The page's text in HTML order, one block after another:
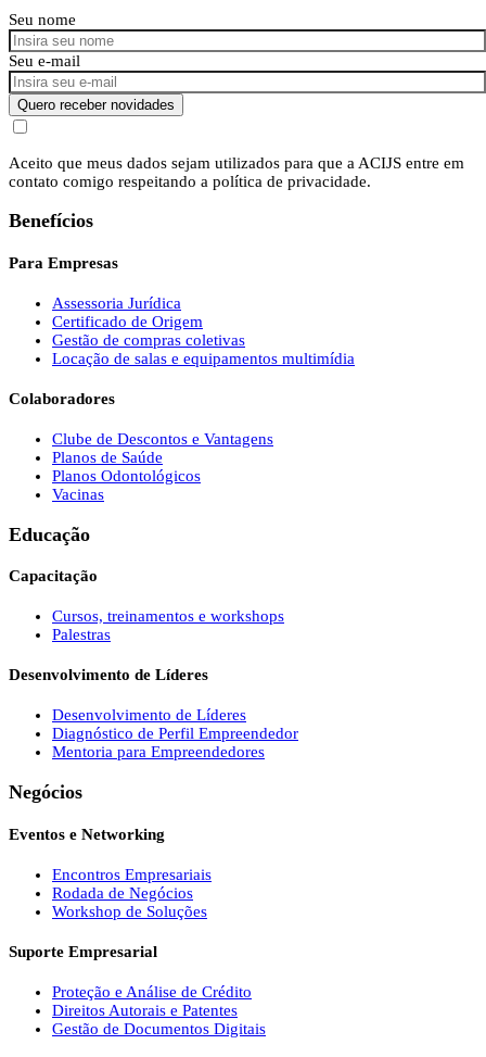
Seu nome
Seu e-mail
Quero receber novidades
Aceito que meus dados sejam utilizados para que a ACIJS entre em
contato comigo respeitando a política de privacidade.
Benefícios
Para Empresas
Assessoria Jurídica
Certificado de Origem
Gestão de compras coletivas
Locação de salas e equipamentos multimídia
Colaboradores
Clube de Descontos e Vantagens
Planos de Saúde
Planos Odontológicos
Vacinas
Educação
Capacitação
Cursos, treinamentos e workshops
Palestras
Desenvolvimento de Líderes
Desenvolvimento de Líderes
Diagnóstico de Perfil Empreendedor
Mentoria para Empreendedores
Negócios
Eventos e Networking
Encontros Empresariais
Rodada de Negócios
Workshop de Soluções
Suporte Empresarial
Proteção e Análise de Crédito
Direitos Autorais e Patentes
Gestão de Documentos Digitais